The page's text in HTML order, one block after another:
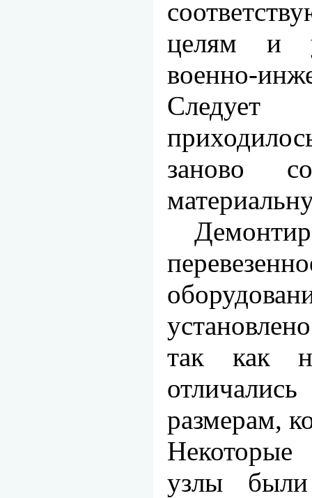
целям и
военно-
Следует
заново
так как
размерам,
Некоторые
узлы